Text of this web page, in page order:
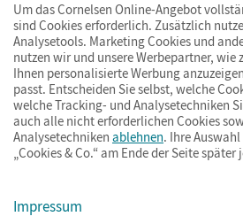
© Cornelsen Verlag 2026
ImpressumAGBDatenschutz
Um das Cornelsen Online-Angebot
sind Cookies erforderlich. Zusätzlich
Analysetools. Marketing Cookies und
nutzen wir und unsere Werbepartner, wie
Ihnen personalisierte Werbung
passt. Entscheiden Sie selbst, welche
welche Tracking- und Analysetechniken
auch alle nicht erforderlichen Cookies
Analysetechniken ablehnen. Ihre
„Cookies & Co.“ am Ende der Seite
Impressum